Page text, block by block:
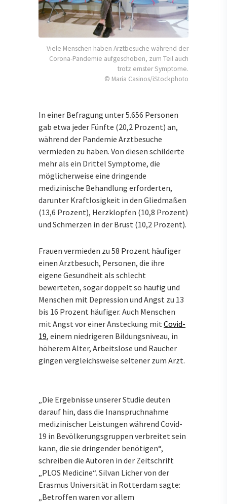
Viele Menschen haben Arztbesuche während der
Corona-Pandemie aufgeschoben, zum Teil auch
trotz ernster Symptome.
© Maria Casinos/iStockphoto
In einer Befragung unter 5.656 Personen
gab etwa jeder Fünfte (20,2 Prozent) an,
während der Pandemie Arztbesuche
vermieden zu haben. Von diesen schilderte
mehr als ein Drittel Symptome, die
möglicherweise eine dringende
medizinische Behandlung erforderten,
darunter Kraftlosigkeit in den Gliedmaßen
(13,6 Prozent), Herzklopfen (10,8 Prozent)
und Schmerzen in der Brust (10,2 Prozent).
Frauen vermieden zu 58 Prozent häufiger
einen Arztbesuch, Personen, die ihre
eigene Gesundheit als schlecht
bewerteten, sogar doppelt so häufig und
Menschen mit Depression und Angst zu 13
bis 16 Prozent häufiger. Auch Menschen
mit Angst vor einer Ansteckung mitCovid-
19, einem niedrigeren Bildungsniveau, in
höherem Alter, Arbeitslose und Raucher
gingen vergleichsweise seltener zum Arzt.
„Die Ergebnisse unserer Studie deuten
darauf hin, dass die Inanspruchnahme
medizinischer Leistungen während Covid-
19 in Bevölkerungsgruppen verbreitet sein
kann, die sie dringender benötigen“,
schreiben die Autoren in der Zeitschrift
„PLOS Medicine“. Silvan Licher von der
Erasmus Universität in Rotterdam sagte:
„Betroffen waren vor allem